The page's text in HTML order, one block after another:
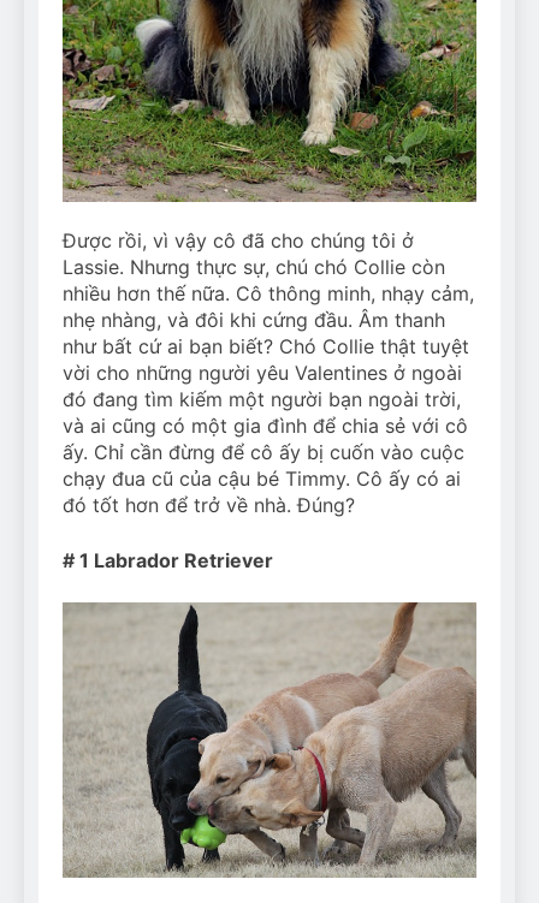
Được rồi, vì vậy cô đã cho chúng tôi ở
Lassie. Nhưng thực sự, chú chó Collie còn
nhiều hơn thế nữa. Cô thông minh, nhạy cảm,
nhẹ nhàng, và đôi khi cứng đầu. Âm thanh
như bất cứ ai bạn biết? Chó Collie thật tuyệt
vời cho những người yêu Valentines ở ngoài
đó đang tìm kiếm một người bạn ngoài trời,
và ai cũng có một gia đình để chia sẻ với cô
ấy. Chỉ cần đừng để cô ấy bị cuốn vào cuộc
chạy đua cũ của cậu bé Timmy. Cô ấy có ai
đó tốt hơn để trở về nhà. Đúng?
# 1 Labrador Retriever